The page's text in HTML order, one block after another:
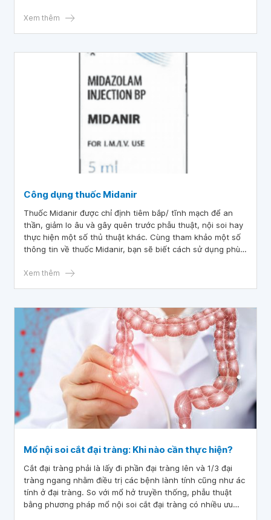
Xem thêm
Công dụng thuốc Midanir
Thuốc Midanir được chỉ định tiêm bắp/ tĩnh mạch để an
thần, giảm lo âu và gây quên trước phẫu thuật, nội soi hay
thực hiện một số thủ thuật khác. Cùng tham khảo một số
thông tin về thuốc Midanir, bạn sẽ biết cách sử dụng phù
Xem thêm
Mổ nội soi cắt đại tràng: Khi nào cần thực hiện?
Cắt đại tràng phải là lấy đi phần đại tràng lên và 1/3 đại
tràng ngang nhằm điều trị các bệnh lành tính cũng như ác
tính ở đại tràng. So với mổ hở truyền thống, phẫu thuật
bằng phương pháp mổ nội soi cắt đại tràng có nhiều ưu